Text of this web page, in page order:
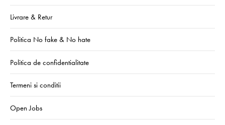
Livrare & Retur
Politica No fake & No hate
Politica de confidentialitate
Termeni si conditii
Open Jobs